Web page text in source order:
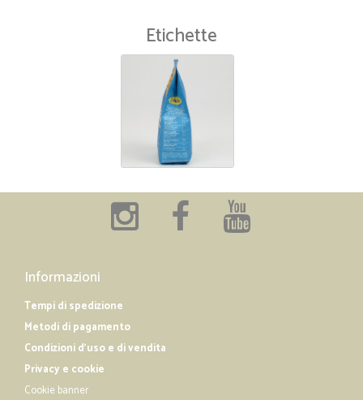
Etichette
Informazioni
Tempi di spedizione
Metodi di pagamento
Condizioni d'uso e di vendita
Privacy e cookie
Cookie banner